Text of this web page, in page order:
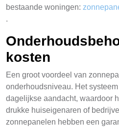
bestaande woningen:
.
kosten
Een groot voordeel van
onderhoudsniveau. Het
dagelijkse aandacht, waardoor
drukke huiseigenaren of
zonnepanelen hebben een